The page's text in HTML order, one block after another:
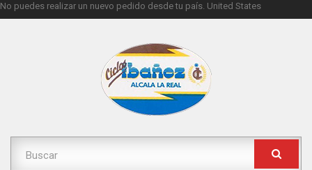
No puedes realizar un nuevo pedido desde tu país. United States